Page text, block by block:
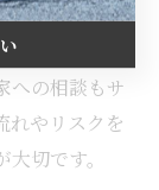
とが成功への
データを受
への相談もサ
れやリスクを
切です。